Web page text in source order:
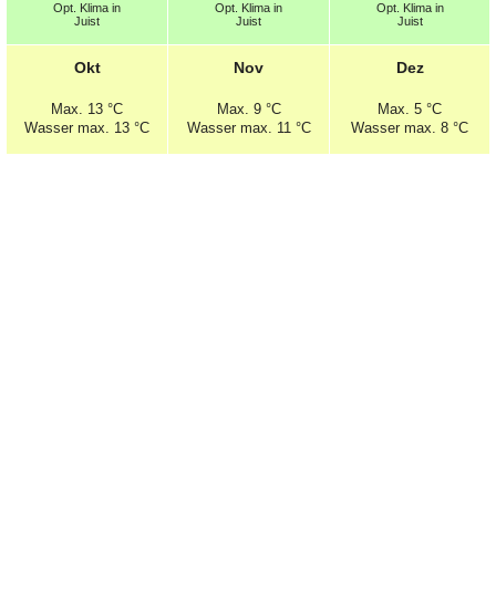
Opt. Klima in
Juist
Opt. Klima in
Juist
Opt. Klima in
Juist
Okt
Max. 13 °C
Wasser max. 13 °C
Nov
Max. 9 °C
Wasser max. 11 °C
Dez
Max. 5 °C
Wasser max. 8 °C